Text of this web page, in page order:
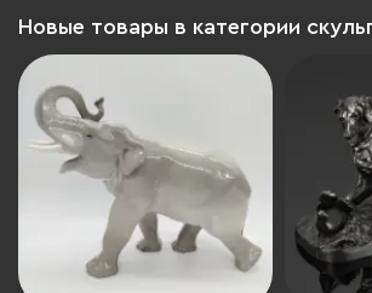
Новые товары в категории